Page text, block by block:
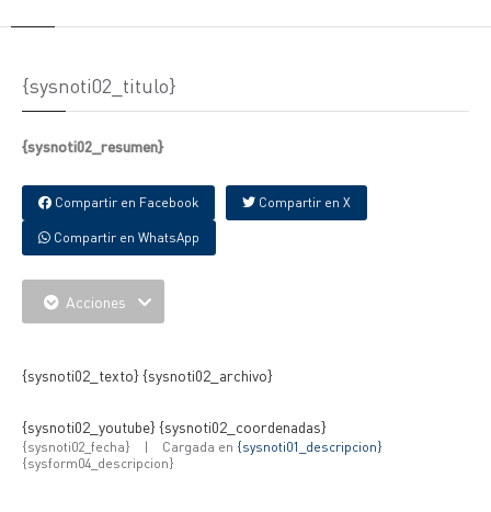
{sysnoti02_titulo}
{sysnoti02_resumen}
Compartir en Facebook Compartir en X
Compartir en WhatsApp
Acciones
{sysnoti02_texto} {sysnoti02_archivo}
{sysnoti02_youtube} {sysnoti02_coordenadas}
{sysnoti02_fecha} | Cargada en {sysnoti01_descripcion}
{sysform04_descripcion}